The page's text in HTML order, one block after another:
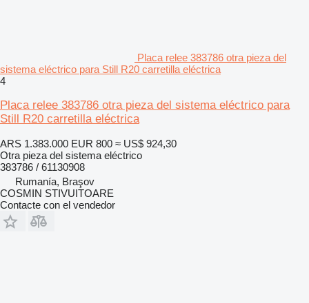
Placa relee 383786 otra pieza del
sistema eléctrico para Still R20 carretilla eléctrica
4
Placa relee 383786 otra pieza del sistema eléctrico para
Still R20 carretilla eléctrica
ARS 1.383.000 EUR 800 ≈ US$ 924,30
Otra pieza del sistema eléctrico
383786 / 61130908
Rumanía, Braşov
COSMIN STIVUITOARE
Contacte con el vendedor